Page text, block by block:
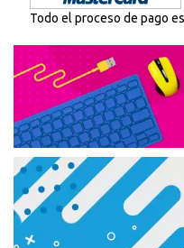
Todo el proceso de pago